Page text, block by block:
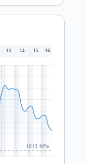
13. 14. 15. 16.